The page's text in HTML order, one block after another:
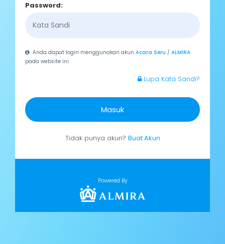
Password:
Anda dapat login menggunakan akunAcara Seru /ALMIRA
pada website ini
Lupa Kata Sandi?
Masuk
Tidak punya akun? Buat Akun
Powered By